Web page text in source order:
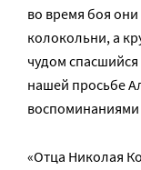
во время боя
колокольни, а
чудом
нашей просьбе
«Отца Николая